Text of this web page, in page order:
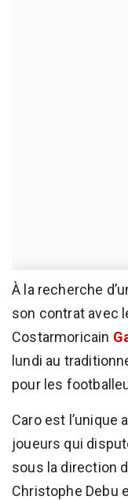
À la recherche
son contrat avec
Costarmoricain
lundi au
pour les
Caro est l’unique
joueurs qui
sous la direction
Christophe Debu